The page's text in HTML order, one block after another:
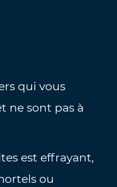
qui vous
ne sont pas à
est effrayant,
ou